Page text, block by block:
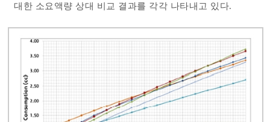
대한 소요액량 상대 비교 결과를 각각 나타내고 있다.